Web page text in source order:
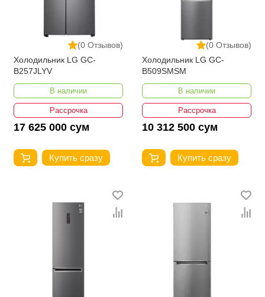
(0 Отзывов)
Холодильник LG GC-
B257JLYV
В наличии
Рассрочка
17 625 000 сум
Купить сразу
(0 Отзывов)
Холодильник LG GC-
B509SMSM
В наличии
Рассрочка
10 312 500 сум
Купить сразу